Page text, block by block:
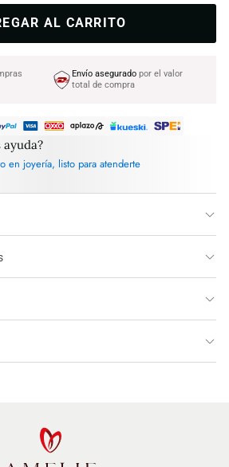
AL CARRITO
Envío aseguradopor el valor
total de compra
ayuda?
en joyería, listo para atenderte